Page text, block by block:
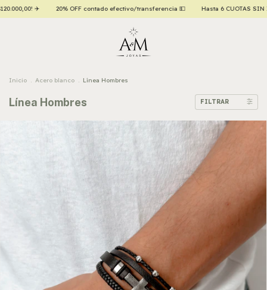
Hasta 6 CUOTAS SIN INTERÉS con tarjetas de crédito 💳 ¡ENVÍO GRATIS a todo
Inicio . Acero blanco . Línea Hombres
Línea Hombres FILTRAR